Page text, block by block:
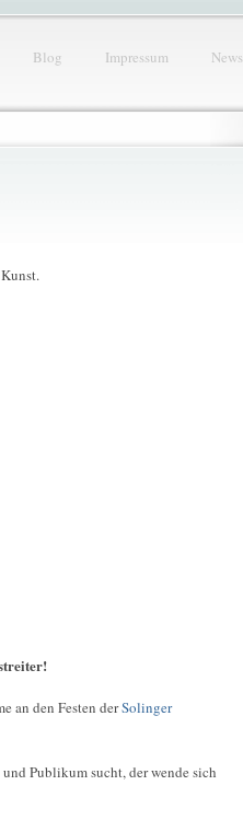
Blog Impressum News
an den Festen derSolinger
Publikum sucht, der wende sich